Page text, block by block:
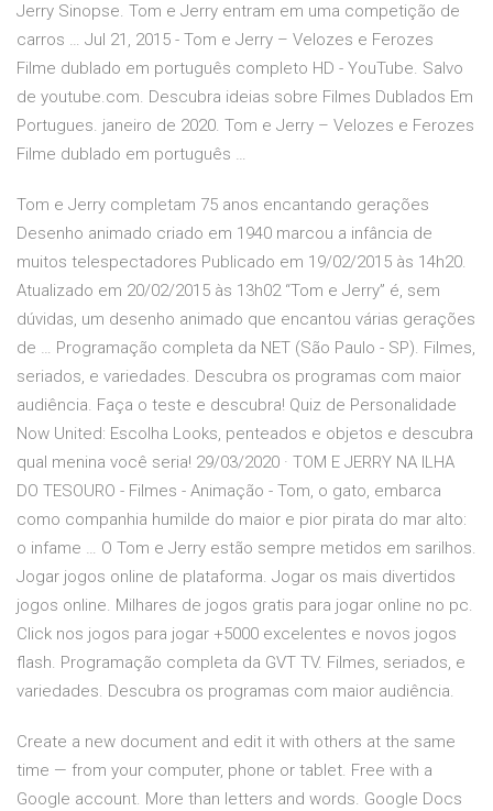
Jerry Sinopse. Tom e Jerry entram em uma competição de
carros … Jul 21, 2015 - Tom e Jerry – Velozes e Ferozes
Filme dublado em português completo HD - YouTube. Salvo
de youtube.com. Descubra ideias sobre Filmes Dublados Em
Portugues. janeiro de 2020. Tom e Jerry – Velozes e Ferozes
Filme dublado em português …
Tom e Jerry completam 75 anos encantando gerações
Desenho animado criado em 1940 marcou a infância de
muitos telespectadores Publicado em 19/02/2015 às 14h20.
Atualizado em 20/02/2015 às 13h02 “Tom e Jerry” é, sem
dúvidas, um desenho animado que encantou várias gerações
de … Programação completa da NET (São Paulo - SP). Filmes,
seriados, e variedades. Descubra os programas com maior
audiência. Faça o teste e descubra! Quiz de Personalidade
Now United: Escolha Looks, penteados e objetos e descubra
qual menina você seria! 29/03/2020 · TOM E JERRY NA ILHA
DO TESOURO - Filmes - Animação - Tom, o gato, embarca
como companhia humilde do maior e pior pirata do mar alto:
o infame … O Tom e Jerry estão sempre metidos em sarilhos.
Jogar jogos online de plataforma. Jogar os mais divertidos
jogos online. Milhares de jogos gratis para jogar online no pc.
Click nos jogos para jogar +5000 excelentes e novos jogos
flash. Programação completa da GVT TV. Filmes, seriados, e
variedades. Descubra os programas com maior audiência.
Create a new document and edit it with others at the same
time — from your computer, phone or tablet. Free with a
Google account. More than letters and words. Google Docs